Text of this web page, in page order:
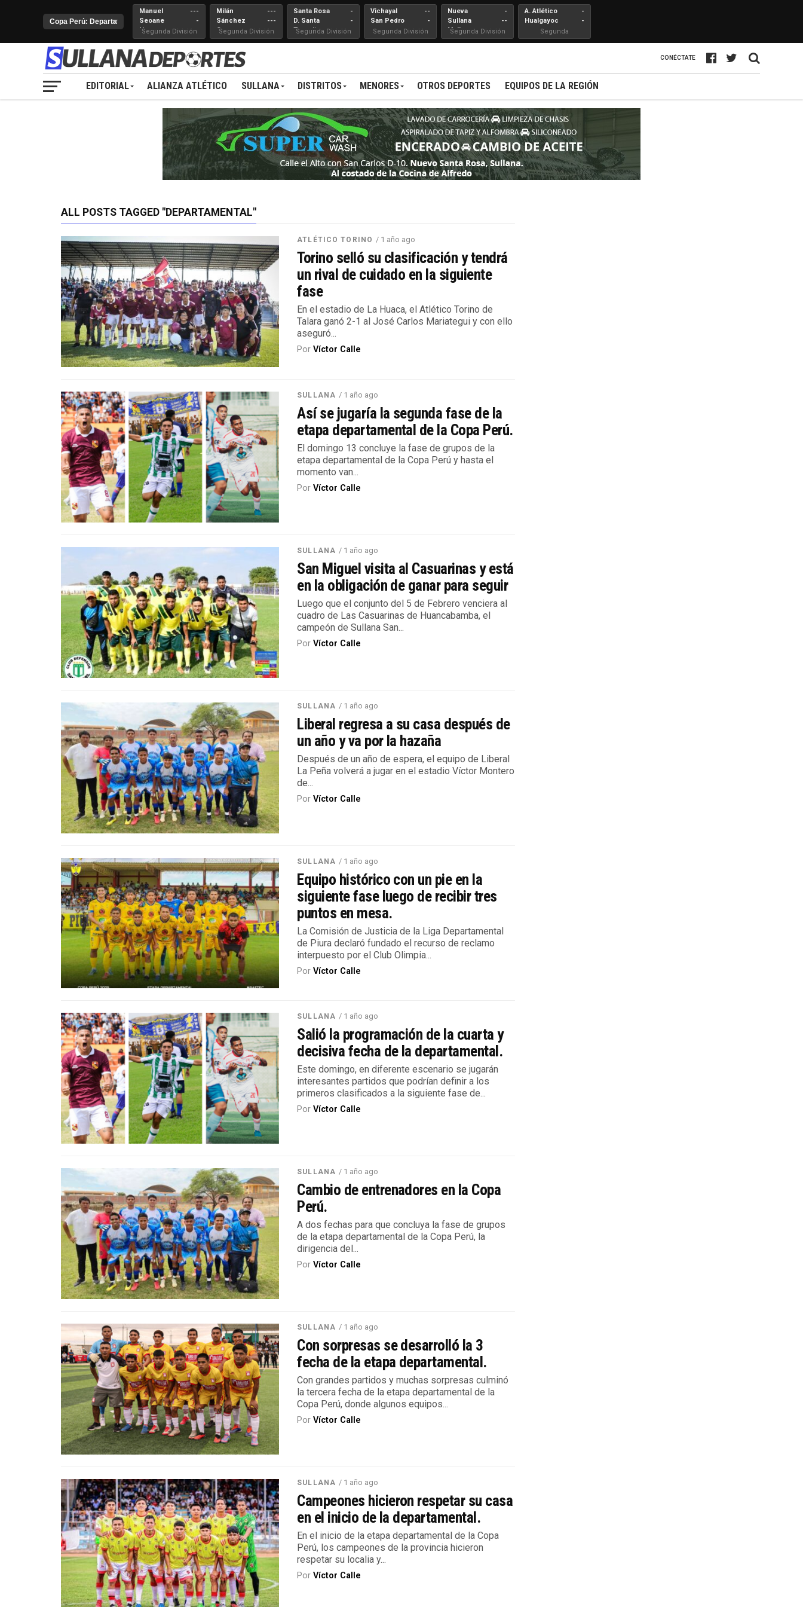
Manuel
Seoane
Nueva
Juventud
---
-
Segunda División
Milán
Sánchez
Cerro
---
---
Segunda División
Santa Rosa
D. Santa
Teresita
-
-
Segunda División
Vichayal
San Pedro
--
-
Segunda División
Nueva
Sullana
Mallares
-
--
Segunda División
A. Atlético
Hualgayoc
-
-
Segunda
Profesional
CONÉCTATE
EDITORIAL ALIANZA ATLÉTICO SULLANA DISTRITOS MENORES OTROS DEPORTES EQUIPOS DE LA REGIÓN
ALL POSTS TAGGED "DEPARTAMENTAL"
ATLÉTICO TORINO / 1 año ago
Torino selló su clasificación y tendrá
un rival de cuidado en la siguiente
fase
En el estadio de La Huaca, el Atlético Torino de
Talara ganó 2-1 al José Carlos Mariategui y con ello
aseguró...
PorVíctor Calle
SULLANA / 1 año ago
Así se jugaría la segunda fase de la
etapa departamental de la Copa Perú.
El domingo 13 concluye la fase de grupos de la
etapa departamental de la Copa Perú y hasta el
momento van...
PorVíctor Calle
SULLANA / 1 año ago
San Miguel visita al Casuarinas y está
en la obligación de ganar para seguir
Luego que el conjunto del 5 de Febrero venciera al
cuadro de Las Casuarinas de Huancabamba, el
campeón de Sullana San...
PorVíctor Calle
SULLANA / 1 año ago
Liberal regresa a su casa después de
un año y va por la hazaña
Después de un año de espera, el equipo de Liberal
La Peña volverá a jugar en el estadio Víctor Montero
de...
PorVíctor Calle
SULLANA / 1 año ago
Equipo histórico con un pie en la
siguiente fase luego de recibir tres
puntos en mesa.
La Comisión de Justicia de la Liga Departamental
de Piura declaró fundado el recurso de reclamo
interpuesto por el Club Olimpia...
PorVíctor Calle
SULLANA / 1 año ago
Salió la programación de la cuarta y
decisiva fecha de la departamental.
Este domingo, en diferente escenario se jugarán
interesantes partidos que podrían definir a los
primeros clasificados a la siguiente fase de...
PorVíctor Calle
SULLANA / 1 año ago
Cambio de entrenadores en la Copa
Perú.
A dos fechas para que concluya la fase de grupos
de la etapa departamental de la Copa Perú, la
dirigencia del...
PorVíctor Calle
SULLANA / 1 año ago
Con sorpresas se desarrolló la 3
fecha de la etapa departamental.
Con grandes partidos y muchas sorpresas culminó
la tercera fecha de la etapa departamental de la
Copa Perú, donde algunos equipos...
PorVíctor Calle
SULLANA / 1 año ago
Campeones hicieron respetar su casa
en el inicio de la departamental.
En el inicio de la etapa departamental de la Copa
Perú, los campeones de la provincia hicieron
respetar su localia y...
PorVíctor Calle